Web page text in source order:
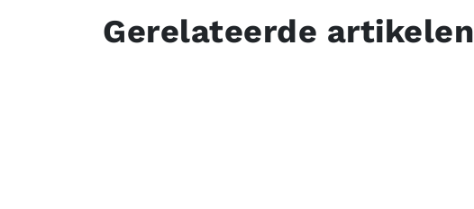
Gerelateerde artikelen